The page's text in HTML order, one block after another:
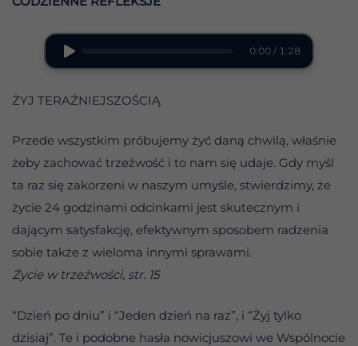
0:00 / 1:28
ŻYJ TERAŹNIEJSZOŚCIĄ
Przede wszystkim próbujemy żyć daną chwilą, właśnie
żeby zachować trzeźwość i to nam się udaje. Gdy myśl
ta raz się zakorzeni w naszym umyśle, stwierdzimy, że
życie 24 godzinami odcinkami jest skutecznym i
dającym satysfakcję, efektywnym sposobem radzenia
sobie także z wieloma innymi sprawami.
Życie w trzeźwości, str. 15
“Dzień po dniu” i “Jeden dzień na raz”, i “Żyj tylko
dzisiaj”. Te i podobne hasła nowicjuszowi we Wspólnocie